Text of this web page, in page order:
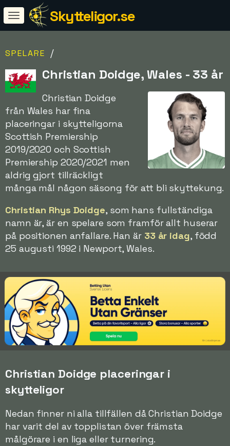
Skytteligor.se
SPELARE /
Christian Doidge, Wales - 33 år
Christian Doidge
från Wales har fina
placeringar i skytteligorna
Scottish Premiership
2019/2020 och Scottish
Premiership 2020/2021 men
aldrig gjort tillräckligt
många mål någon säsong för att bli skyttekung.
Christian Rhys Doidge, som hans fullständiga
namn är, är en spelare som framför allt huserar
på positionen anfallare. Han är 33 år idag, född
25 augusti 1992 i Newport, Wales.
Christian Doidge placeringar i
skytteligor
Nedan finner ni alla tillfällen då Christian Doidge
har varit del av topplistan över främsta
målgörare i en liga eller turnering.